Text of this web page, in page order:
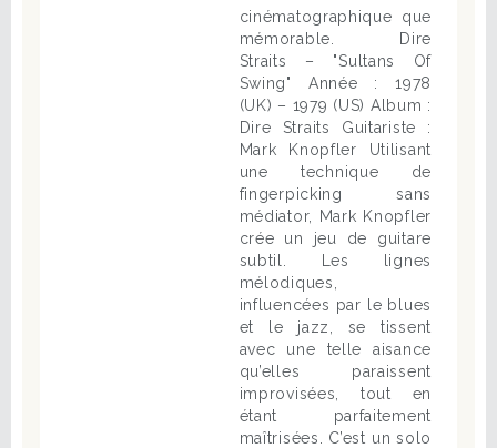
cinématographique que
mémorable. Dire
Straits – "Sultans Of
Swing" Année : 1978
(UK) – 1979 (US) Album :
Dire Straits Guitariste :
Mark Knopfler Utilisant
une technique de
fingerpicking sans
médiator, Mark Knopfler
crée un jeu de guitare
subtil. Les lignes
mélodiques,
influencées par le blues
et le jazz, se tissent
avec une telle aisance
qu’elles paraissent
improvisées, tout en
étant parfaitement
maîtrisées. C’est un solo